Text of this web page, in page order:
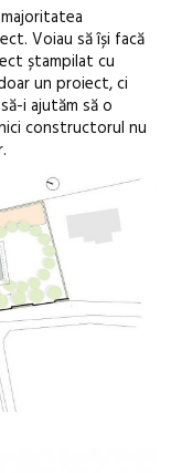
Voiau să își facă
ștampilat cu
un proiect, ci
i ajutăm să o
constructorul nu